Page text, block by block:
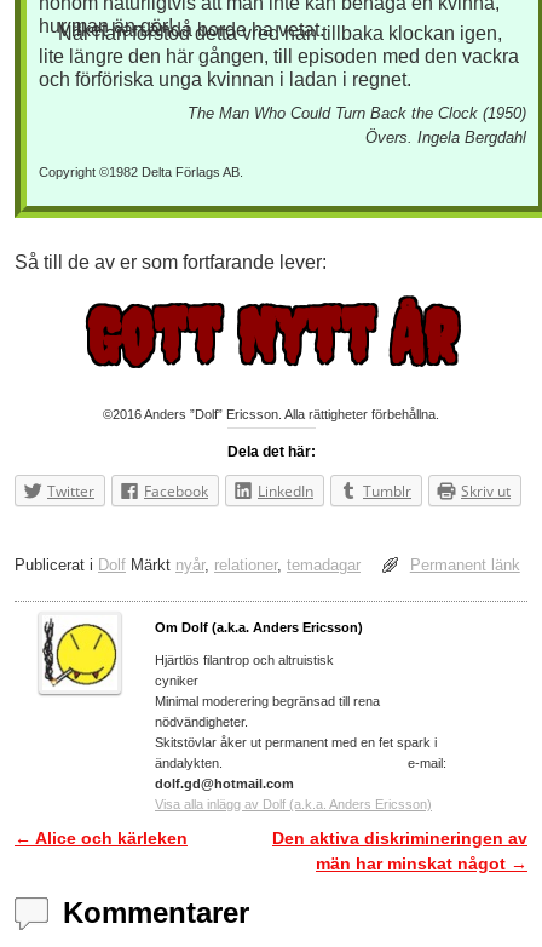
hur man än gör!
Vilket han ändå borde ha vetat.
När han förstod detta vred han tillbaka klockan igen,
lite längre den här gången, till episoden med den vackra
och förföriska unga kvinnan i ladan i regnet.
The Man Who Could Turn Back the Clock (1950)
Övers. Ingela Bergdahl
Copyright ©1982 Delta Förlags AB.
Så till de av er som fortfarande lever:
Gott Nytt År
©2016 Anders ”Dolf” Ericsson. Alla rättigheter förbehållna.
Dela det här:
Twitter Facebook LinkedIn Tumblr Skriv ut
Publicerat i Dolf Märkt nyår, relationer, temadagar Permanent länk
Om Dolf (a.k.a. Anders Ericsson)
Hjärtlös filantrop och altruistisk
cyniker
Minimal moderering begränsad till rena
nödvändigheter.
Skitstövlar åker ut permanent med en fet spark i
ändalykten. e-mail:
dolf.gd@hotmail.com
Visa alla inlägg av Dolf (a.k.a. Anders Ericsson)
Inläggsnavigering
← Alice och kärleken
Den aktiva diskrimineringen av
män har minskat något →
Kommentarer